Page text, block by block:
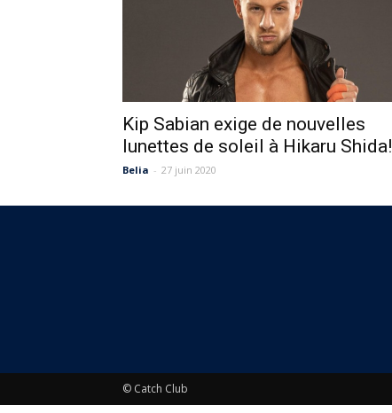
Kip Sabian exige de nouvelles
lunettes de soleil à Hikaru Shida!
Belia - 27 juin 2020
© Catch Club